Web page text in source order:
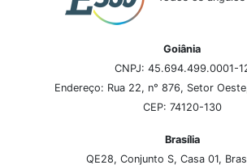
Goiânia
CNPJ: 45.694.499.0001-
Endereço: Rua 22, n° 876, Setor
CEP: 74120-130
Brasília
QE28, Conjunto S, Casa 01,